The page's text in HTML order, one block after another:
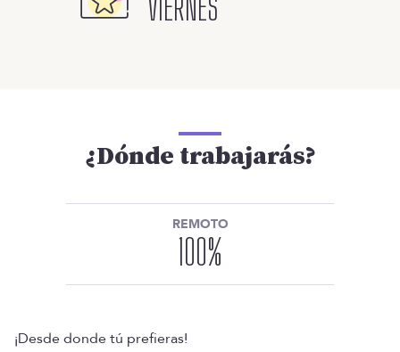
¿Dónde trabajarás?
REMOTO
100%
¡Desde donde tú prefieras!